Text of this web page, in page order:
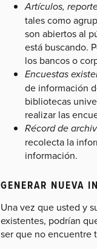
Artículos,
tales como
son abiertos al
está buscando.
los bancos o
Encuestas
de información
bibliotecas
realizar las
Récord de
recolecta la
información.
GENERAR NUEVA
Una vez que usted y
existentes, podrían
ser que no encuentre